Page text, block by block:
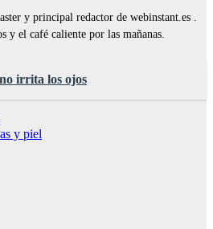
y principal redactor de webinstant.es .
y el café caliente por las mañanas.
irrita los ojos
y piel